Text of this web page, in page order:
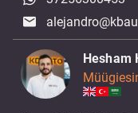
Hesham